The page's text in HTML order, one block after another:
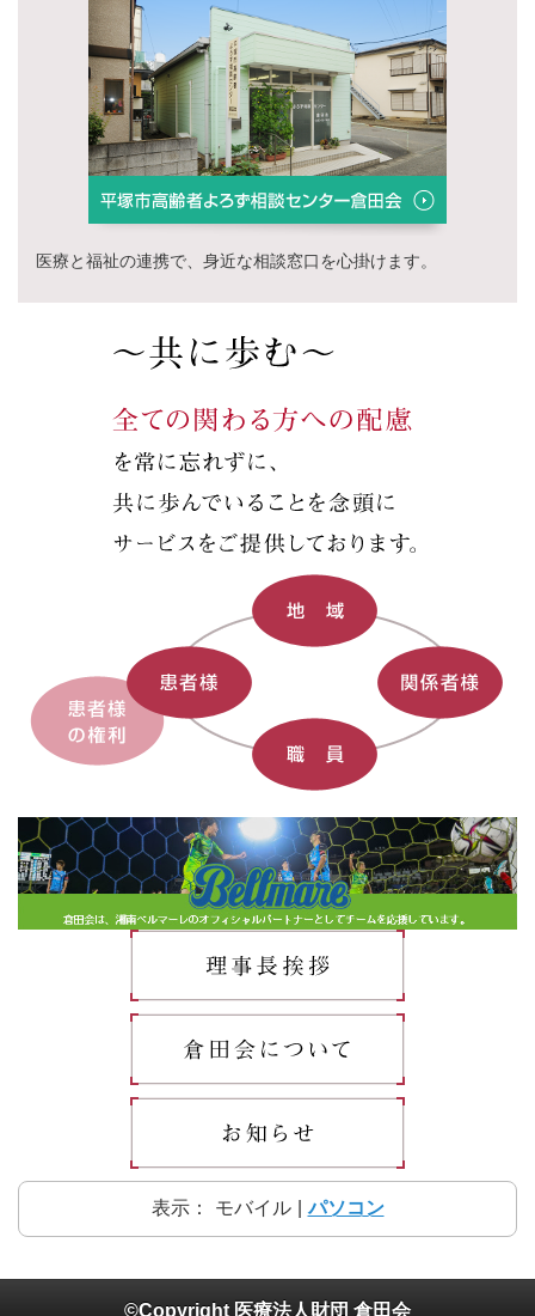
医療と福祉の連携で、身近な相談窓口を心掛けます。
表示： モバイル パソコン
©Copyright 医療法人財団 倉田会